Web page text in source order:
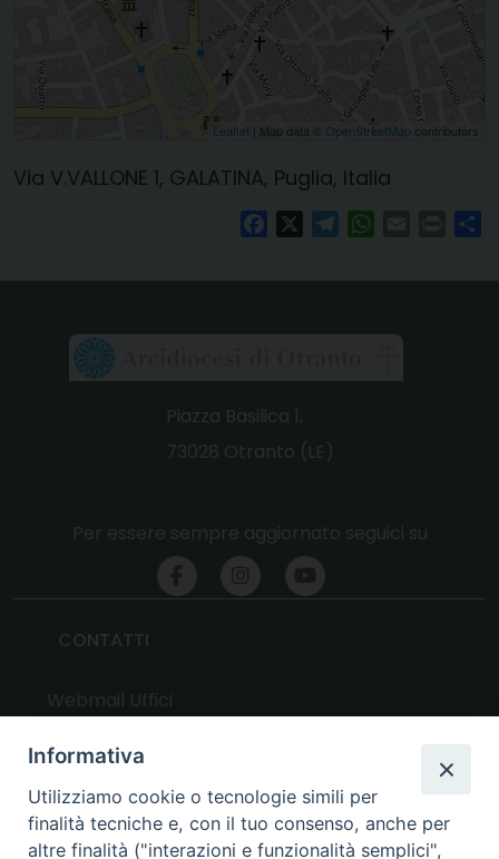
Leaflet | Map data © OpenStreetMap contributors
Via V.VALLONE 1, GALATINA, Puglia, Italia
FacebookTelegramWhatsAppPrint
UTILITY
Informativa
Utilizziamo cookie o tecnologie simili per
finalità tecniche e, con il tuo consenso, anche per
altre finalità ("interazioni e funzionalità semplici",